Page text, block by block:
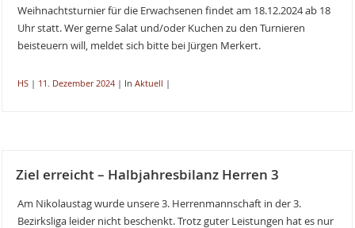
Weihnachtsturnier für die Erwachsenen findet am 18.12.2024 ab 18
Uhr statt. Wer gerne Salat und/oder Kuchen zu den Turnieren
beisteuern will, meldet sich bitte bei Jürgen Merkert.
HS| 11. Dezember 2024| In Aktuell |
Ziel erreicht – Halbjahresbilanz Herren 3
Am Nikolaustag wurde unsere 3. Herrenmannschaft in der 3.
Bezirksliga leider nicht beschenkt. Trotz guter Leistungen hat es nur